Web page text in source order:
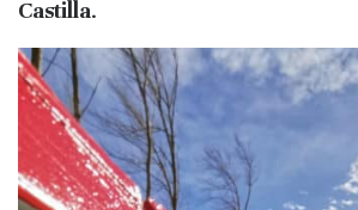
Castilla.